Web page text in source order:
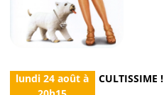
lundi 24 août à
CULTISSIME !